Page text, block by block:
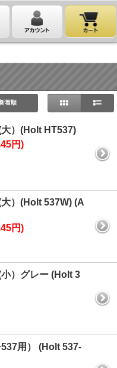
着順
）(Holt HT537)
円)
）(Holt 537W) (A
円)
）グレー (Holt 3
用） (Holt 537-